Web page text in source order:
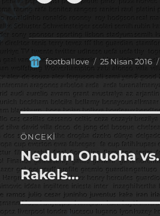
Yazar
footballove
Yayın
tarihi
25 Nisan 2016
Yazı
gezinmesi
ÖNCEKI
Önceki
yazı:
Nedum Onuoha
Rakels…